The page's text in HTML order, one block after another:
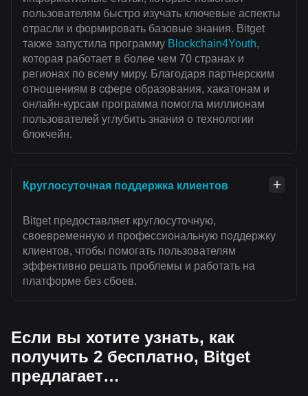
пользователям быстро изучать ключевые аспекты
отрасли и формировать базовые знания. Bitget
также запустила программу Blockchain4Youth,
которая работает в более чем 70 странах и
регионах по всему миру. Благодаря партнерским
отношениям в сфере образования, хакатонам и
онлайн-курсам программа помогла миллионам
пользователей углубить знания о технологии
блокчейн.
Круглосуточная поддержка клиентов
Bitget предоставляет круглосуточную,
своевременную и профессиональную поддержку
клиентов, чтобы помогать пользователям
эффективно решать проблемы и работать на
платформе без сбоев.
Если вы хотите узнать, как
получить 2 бесплатно, Bitget
предлагает…